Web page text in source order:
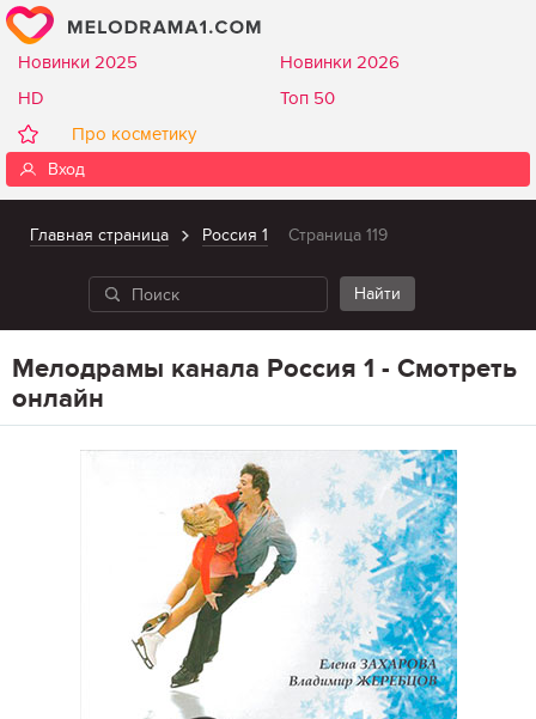
Новинки 2025
Новинки 2026
HD
Топ 50
Про косметику
Вход
Главная страница Россия 1 Страница 119
Мелодрамы канала Россия 1 - Смотреть
онлайн